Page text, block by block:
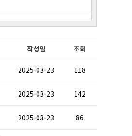
작성일 조회
2025-03-23 118
2025-03-23 142
2025-03-23 86